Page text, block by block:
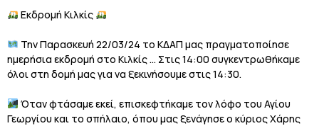
Εκδρομή Κιλκίς
Την Παρασκευή 22/03/24 το ΚΔΑΠ μας πραγματοποίησε
ημερήσια εκδρομή στο Κιλκίς … Στις 14:00 συγκεντρωθήκαμε
όλοι στη δομή μας για να ξεκινήσουμε στις 14:30.
Όταν φτάσαμε εκεί, επισκεφτήκαμε τον λόφο του Αγίου
Γεωργίου και το σπήλαιο, όπου μας ξενάγησε ο κύριος Χάρης